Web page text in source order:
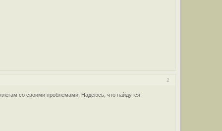
2
со своими проблемами. Надеюсь, что найдутся